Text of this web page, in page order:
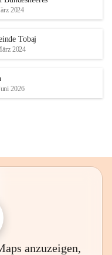
2024
Tobaj
2024
2026
anzuzeigen,